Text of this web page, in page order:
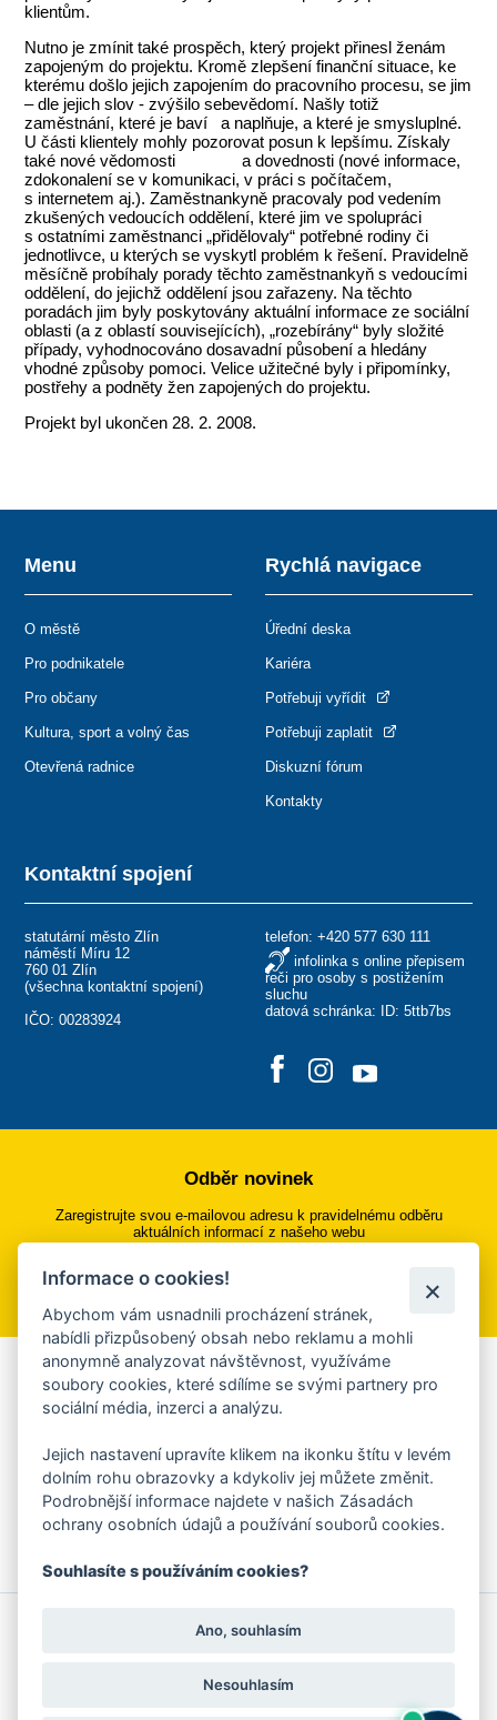
klientům.
Nutno je zmínit také prospěch, který projekt přinesl ženám
zapojeným do projektu. Kromě zlepšení finanční situace, ke
kterému došlo jejich zapojením do pracovního procesu, se jim
– dle jejich slov - zvýšilo sebevědomí. Našly totiž
zaměstnání, které je baví a naplňuje, a které je smysluplné.
U části klientely mohly pozorovat posun k lepšímu. Získaly
také nové vědomosti a dovednosti (nové informace,
zdokonalení se v komunikaci, v práci s počítačem,
s internetem aj.). Zaměstnankyně pracovaly pod vedením
zkušených vedoucích oddělení, které jim ve spolupráci
s ostatními zaměstnanci „přidělovaly“ potřebné rodiny či
jednotlivce, u kterých se vyskytl problém k řešení. Pravidelně
měsíčně probíhaly porady těchto zaměstnankyň s vedoucími
oddělení, do jejichž oddělení jsou zařazeny. Na těchto
poradách jim byly poskytovány aktuální informace ze sociální
oblasti (a z oblastí souvisejících), „rozebírány“ byly složité
případy, vyhodnocováno dosavadní působení a hledány
vhodné způsoby pomoci. Velice užitečné byly i připomínky,
postřehy a podněty žen zapojených do projektu.
Projekt byl ukončen 28. 2. 2008.
Kontaktní spojení
statutární město Zlín
náměstí Míru 12
760 01 Zlín
(všechna kontaktní spojení)
IČO: 00283924
telefon: +420 577 630 111
infolinka s online přepisem
řeči pro osoby s postižením
sluchu
datová schránka: ID: 5ttb7bs
Menu
O městě
Pro podnikatele
Pro občany
Kultura, sport a volný čas
Otevřená radnice
Rychlá navigace
Úřední deska
Kariéra
Potřebuji vyřídit
Potřebuji zaplatit
Diskuzní fórum
Kontakty
Odběr novinek
Zaregistrujte svou e-mailovou adresu k pravidelnému odběru
aktuálních informací z našeho webu
Přihlásit se k odběru
Aplikace Mobilní rozhlas
Chcete dostávat do svého mobilu či mailu upozornění na
ankety, pozvánky na kulturní a sportovní akce?
Více informací o aplikaci
Ochrana osobních údajů
Informace o cookies!
Abychom vám usnadnili procházení stránek,
nabídli přizpůsobený obsah nebo reklamu a mohli
anonymně analyzovat návštěvnost, využíváme
soubory cookies, které sdílíme se svými partnery pro
sociální média, inzerci a analýzu.
Jejich nastavení upravíte klikem na ikonku štítu v levém
dolním rohu obrazovky a kdykoliv jej můžete změnit.
Podrobnější informace najdete v našich Zásadách
ochrany osobních údajů a používání souborů cookies.
Souhlasíte s používáním cookies?
Ano, souhlasím
Nesouhlasím